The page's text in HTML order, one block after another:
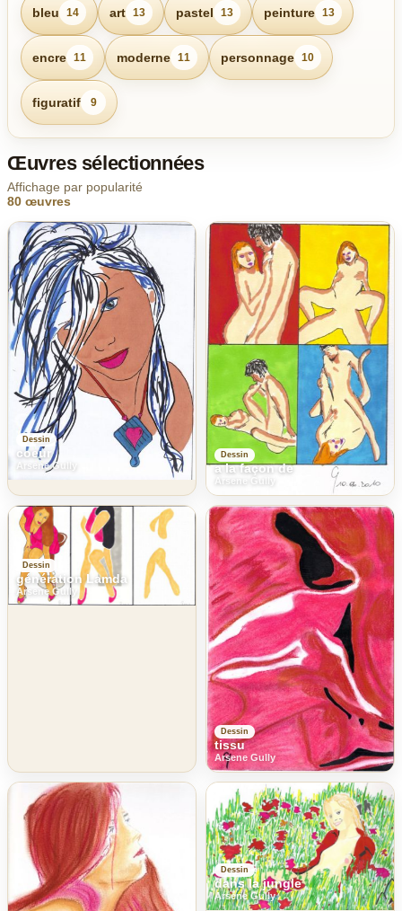
bleu 14 art 13 pastel 13 peinture 13
encre 11 moderne 11 personnage 10
figuratif 9
Œuvres sélectionnées
Affichage par popularité
80 œuvres
Dessin
coeur
Arsene Gully
Dessin
a la façon de
Arsene Gully
Dessin
génération Lamda
Arsene Gully
Dessin
tissu
Arsene Gully
Dessin
dans la jungle
Arsene Gully